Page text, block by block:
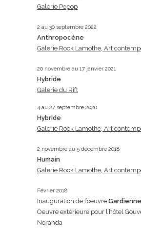
Galerie Popop
2 au 30 septembre 2022
Anthropocène
Galerie Rock Lamothe, Art
20 novembre au 17 janvier 2021
Hybride
Galerie du Rift
4 au 27 septembre 2020
Hybride
Galerie Rock Lamothe, Art
2 novembre au 5 décembre 2018
Humain
Galerie Rock Lamothe, Art
Février 2018
Inauguration de l’oeuvre
Oeuvre extérieure pour l’hôtel
Noranda